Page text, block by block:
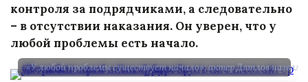
контроля за подрядчиками, а следовательно
– в отсутствии наказания. Он уверен, что у
любой проблемы есть начало.
«У любой проблемы существует начало»: актер Дятлов назвал